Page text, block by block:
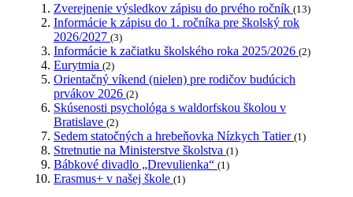
Zverejnenie výsledkov zápisu do prvého ročník (13)
Informácie k zápisu do 1. ročníka pre školský rok
2026/2027 (3)
Informácie k začiatku školského roka 2025/2026 (2)
Eurytmia (2)
Orientačný víkend (nielen) pre rodičov budúcich
prvákov 2026 (2)
Skúsenosti psychológa s waldorfskou školou v
Bratislave (2)
Sedem statočných a hrebeňovka Nízkych Tatier (1)
Stretnutie na Ministerstve školstva (1)
Bábkové divadlo „Drevulienka“ (1)
Erasmus+ v našej škole (1)